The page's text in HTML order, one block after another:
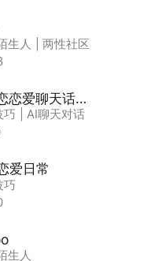
生人
两性社区
恋小恋恋爱聊天话术神器
巧
AI聊天对话
爱日常
巧
生人